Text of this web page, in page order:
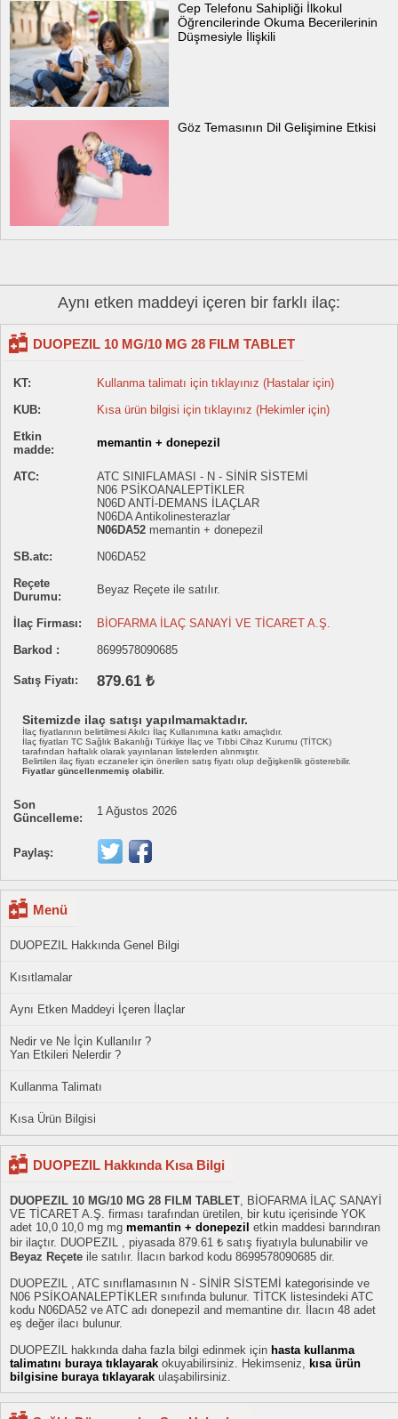
Cep Telefonu Sahipliği İlkokul
Öğrencilerinde Okuma Becerilerinin
Düşmesiyle İlişkili
Göz Temasının Dil Gelişimine Etkisi
Aynı etken maddeyi içeren bir farklı ilaç:
DUOPEZIL 10 MG/10 MG 28 FILM TABLET
KT:
Kullanma talimatı için tıklayınız (Hastalar için)
KUB:
Kısa ürün bilgisi için tıklayınız (Hekimler için)
Etkin
madde:
memantin + donepezil
ATC:
ATC SINIFLAMASI - N - SİNİR SİSTEMİ
N06 PSİKOANALEPTİKLER
N06D ANTİ-DEMANS İLAÇLAR
N06DA Antikolinesterazlar
N06DA52 memantin + donepezil
SB.atc:
N06DA52
Reçete
Durumu:
Beyaz Reçete ile satılır.
İlaç Firması:
BİOFARMA İLAÇ SANAYİ VE TİCARET A.Ş.
Barkod :
8699578090685
Satış Fiyatı: 879.61 ₺
Sitemizde ilaç satışı yapılmamaktadır.
İlaç fiyatlarının belirtilmesi Akılcı İlaç Kullanımına katkı amaçlıdır.
İlaç fiyatları TC Sağlık Bakanlığı Türkiye İlaç ve Tıbbi Cihaz Kurumu (TİTCK)
tarafından haftalık olarak yayınlanan listelerden alınmıştır.
Belirtilen ilaç fiyatı eczaneler için önerilen satış fiyatı olup değişkenlik gösterebilir.
Fiyatlar güncellenmemiş olabilir.
Son
Güncelleme:
1 Ağustos 2026
Paylaş:
Menü
DUOPEZIL Hakkında Genel Bilgi
Kısıtlamalar
Aynı Etken Maddeyi İçeren İlaçlar
Nedir ve Ne İçin Kullanılır ?
Yan Etkileri Nelerdir ?
Kullanma Talimatı
Kısa Ürün Bilgisi
DUOPEZIL Hakkında Kısa Bilgi
DUOPEZIL 10 MG/10 MG 28 FILM TABLET, BİOFARMA İLAÇ SANAYİ
VE TİCARET A.Ş. firması tarafından üretilen, bir kutu içerisinde YOK
adet 10,0 10,0 mg mg memantin + donepezil etkin maddesi barındıran
bir ilaçtır. DUOPEZIL , piyasada 879.61 ₺ satış fiyatıyla bulunabilir ve
Beyaz Reçete ile satılır. İlacın barkod kodu 8699578090685 dir.
DUOPEZIL , ATC sınıflamasının N - SİNİR SİSTEMİ kategorisinde ve
N06 PSİKOANALEPTİKLER sınıfında bulunur. TİTCK listesindeki ATC
kodu N06DA52 ve ATC adı donepezil and memantine dır. İlacın 48 adet
eş değer ilacı bulunur.
DUOPEZIL hakkında daha fazla bilgi edinmek için hasta kullanma
talimatını buraya tıklayarak okuyabilirsiniz. Hekimseniz, kısa ürün
bilgisine buraya tıklayarak ulaşabilirsiniz.